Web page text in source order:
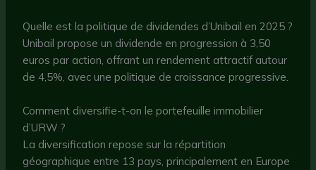
Quelle est la politique de dividendes d’Unibail en 2025 ?
Unibail propose un dividende en progression à 3,50
euros par action, offrant un rendement attractif autour
de 4,5%, avec une politique de croissance progressive.
Comment diversifie-t-on le portefeuille immobilier
d’URW ?
La diversification repose sur la répartition
géographique entre 13 pays, principalement en Europe